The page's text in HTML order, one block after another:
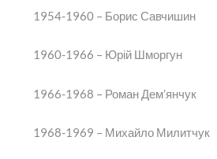
1954-1960 – Борис Савчишин
1960-1966 – Юрій Шморгун
1966-1968 – Роман Дем’янчук
1968-1969 – Михайло Милитчук